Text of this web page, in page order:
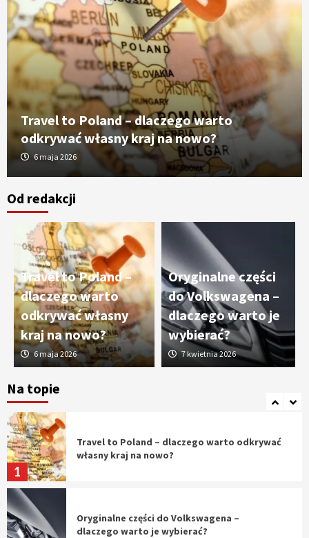
Travel to Poland – dlaczego warto
odkrywać własny kraj na nowo?
6 maja 2026
Od redakcji
Travel to Poland –
dlaczego warto
odkrywać własny
kraj na nowo?
6 maja 2026
Oryginalne części
do Volkswagena –
dlaczego warto je
wybierać?
7 kwietnia 2026
Na topie
3
nowoczesne technologie precyzyjnej
obróbki materiałów
4
Czy sztuczna inteligencja wyprze pracę
geodety w przyszłości?
5
Tworzenie aplikacji internetowych – jak
1
Travel to Poland – dlaczego warto odkrywać
własny kraj na nowo?
Oryginalne części do Volkswagena –
dlaczego warto je wybierać?